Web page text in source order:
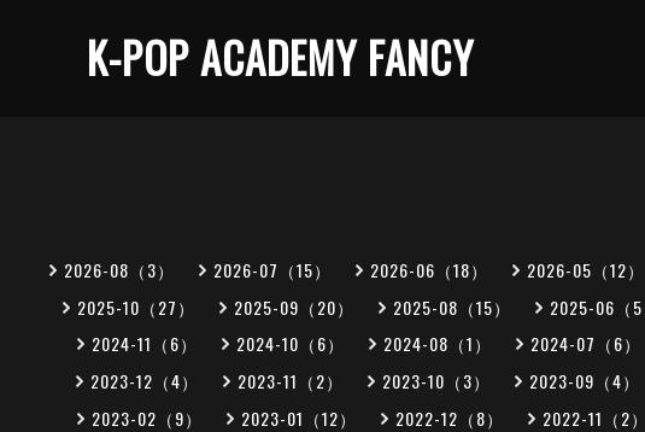
K-POP ACADEMY FANCY
2026-08（3） 2026-07（15） 2026-06（18） 2026-05（12）
2025-10（27）
2025-09（20） 2025-08（15） 2025-06（5
2024-11（6）
2024-10（6） 2024-08（1） 2024-07（6）
2023-12（4）
2023-11（2） 2023-10（3） 2023-09（4）
2023-02（9）
2023-01（12） 2022-12（8） 2022-11（2）